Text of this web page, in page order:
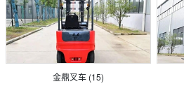
金鼎叉车 (15)